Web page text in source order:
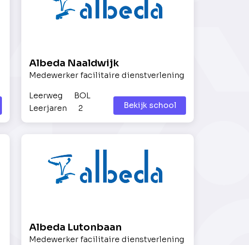
Albeda Naaldwijk
Medewerker facilitaire dienstverlening
Leerweg
BOL
Leerjaren
2 Bekijk school
Albeda Lutonbaan
Medewerker facilitaire dienstverlening